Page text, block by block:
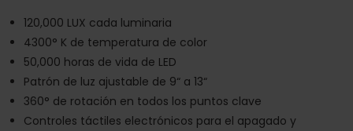
120,000 LUX cada luminaria
4300° K de temperatura de color
50,000 horas de vida de LED
Patrón de luz ajustable de 9“ a 13“
360° de rotación en todos los puntos clave
Controles táctiles electrónicos para el apagado y